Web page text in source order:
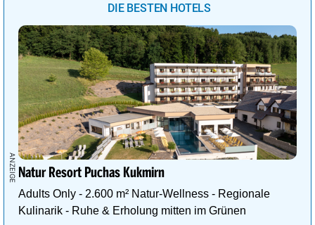
DIE BESTEN HOTELS
Natur Resort Puchas Kukmirn
Adults Only - 2.600 m² Natur-Wellness - Regionale
Kulinarik - Ruhe & Erholung mitten im Grünen